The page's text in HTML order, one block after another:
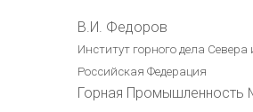
В.И. Федоров
Институт горного дела
Российская Федерация
Горная Промышленность